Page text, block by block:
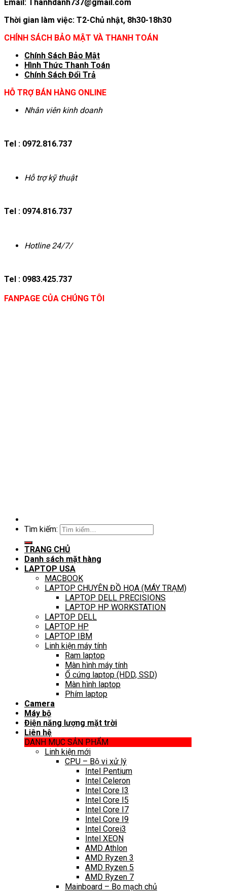
Email: Thanhdanh737@gmail.com
Thời gian làm việc: T2-Chủ nhật, 8h30-18h30
CHÍNH SÁCH BẢO MẬT VÀ THANH TOÁN
Chính Sách Bảo Mật
Hình Thức Thanh Toán
Chính Sách Đổi Trả
HỖ TRỢ BÁN HÀNG ONLINE
Nhân viên kinh doanh
Tel : 0972.816.737
Hỗ trợ kỹ thuật
Tel : 0974.816.737
Hotline 24/7/
Tel : 0983.425.737
FANPAGE CỦA CHÚNG TÔI
Tìm kiếm:
TRANG CHỦ
Danh sách mặt hàng
LAPTOP USA
MACBOOK
LAPTOP CHUYÊN ĐỒ HỌA (MÁY TRẠM)
LAPTOP DELL PRECISIONS
LAPTOP HP WORKSTATION
LAPTOP DELL
LAPTOP HP
LAPTOP IBM
Linh kiện máy tính
Ram laptop
Màn hình máy tính
Ổ cứng laptop (HDD, SSD)
Màn hình laptop
Phím laptop
Camera
Máy bộ
Điện năng lượng mặt trời
Liên hệ
DANH MỤC SẢN PHẨM
Linh kiện mới
CPU – Bộ vi xử lý
Intel Pentium
Intel Celeron
Intel Core I3
Intel Core I5
Intel Core I7
Intel Core I9
Intel Corei3
Intel XEON
AMD Athlon
AMD Ryzen 3
AMD Ryzen 5
AMD Ryzen 7
Mainboard – Bo mạch chủ